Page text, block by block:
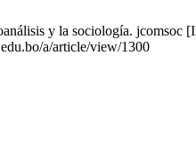
y la sociología. jcomsoc
a/article/view/1300